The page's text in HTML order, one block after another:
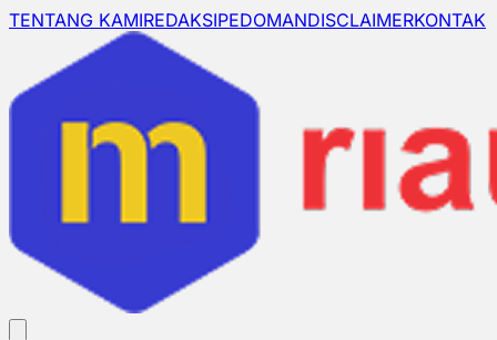
TENTANG KAMIREDAKSIPEDOMANDISCLAIMERKONTAK